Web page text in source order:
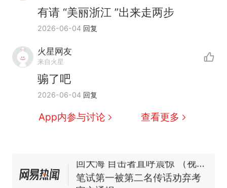
有请 “美丽浙江 ”出来走两步
2026-06-04 回复
火星网友
来自火星
骟了吧
2026-06-04 回复
App内参与讨论 查看更多
因老师一句“跟我回家”改写了
人生
新 费大厨“全国小炒肉大王”称
来源：参考消息）
笔试第一被第二名传话劝弃考
官方通报